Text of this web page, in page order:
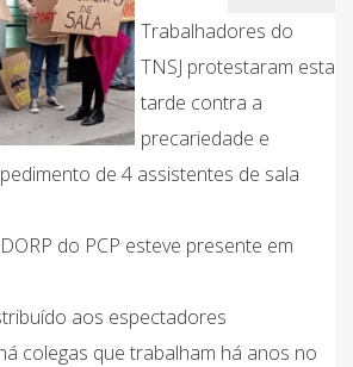
Trabalhadores do
TNSJ protestaram esta
tarde contra a
precariedade e
de 4 assistentes de sala
do PCP esteve presente em
aos espectadores
colegas que trabalham há anos no